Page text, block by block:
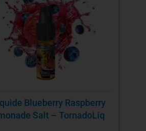
Blueberry Raspberry
Salt – TornadoLiq